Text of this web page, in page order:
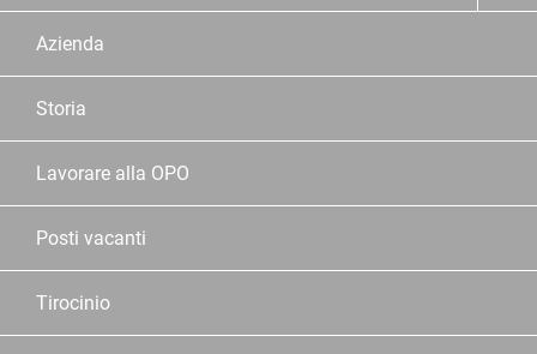
Azienda
Storia
Lavorare alla OPO
Posti vacanti
Tirocinio